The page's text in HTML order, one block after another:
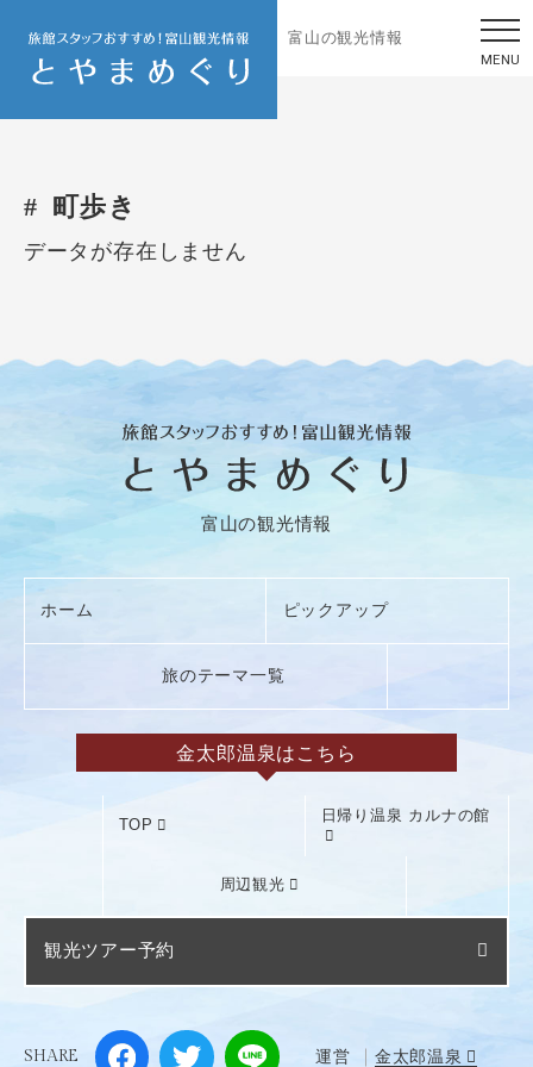
富山の観光情報
町歩き
データが存在しません
富山の観光情報
ホーム ピックアップ
旅のテーマ一覧
金太郎温泉はこちら
TOP
日帰り温泉 カルナの館
周辺観光
観光ツアー予約
SHARE 運営 金太郎温泉
MENU